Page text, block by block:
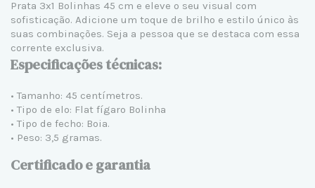
Prata 3x1 Bolinhas 45 cm e eleve o seu visual com
sofisticação. Adicione um toque de brilho e estilo único às
suas combinações. Seja a pessoa que se destaca com essa
corrente exclusiva.
Especificações técnicas:
• Tamanho: 45 centímetros.
• Tipo de elo: Flat fígaro Bolinha
• Tipo de fecho: Boia.
• Peso: 3,5 gramas.
Certificado e garantia